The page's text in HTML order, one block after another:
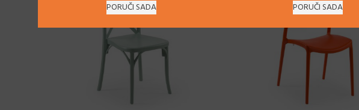
PORUČI SADA PORUČI SADA